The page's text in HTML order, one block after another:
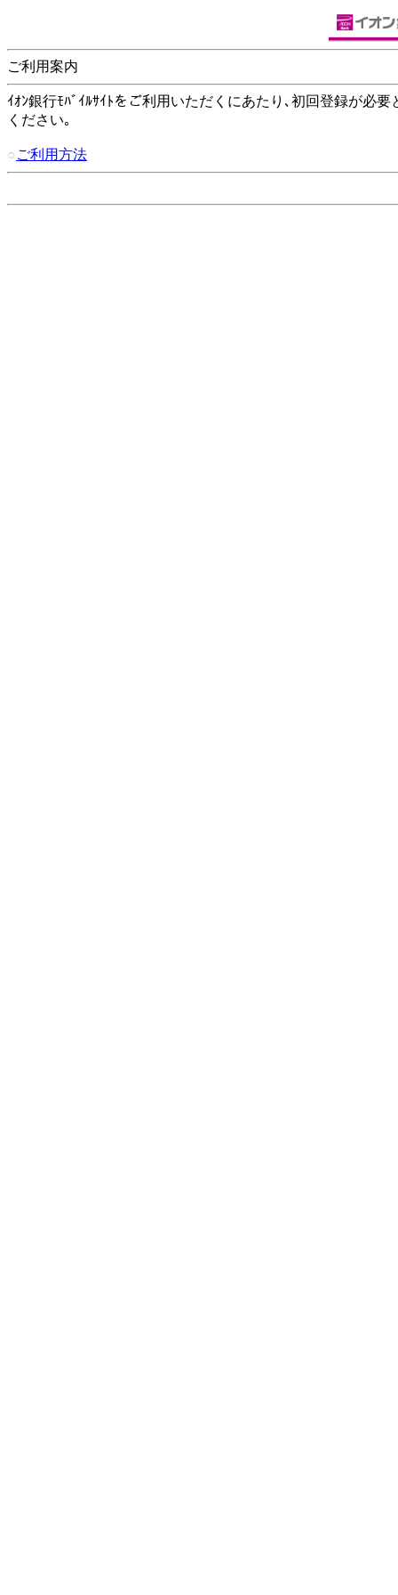
ご利用案内
ｲｵﾝ銀行ﾓﾊﾞｲﾙｻｲﾄをご利用いただくにあたり､初回登録が必
ください｡
○ご利用方法